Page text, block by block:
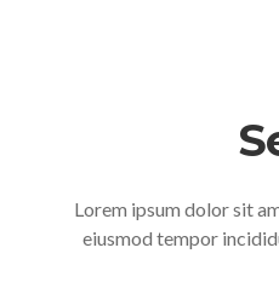
Lorem ipsum dolor sit
eiusmod tempor